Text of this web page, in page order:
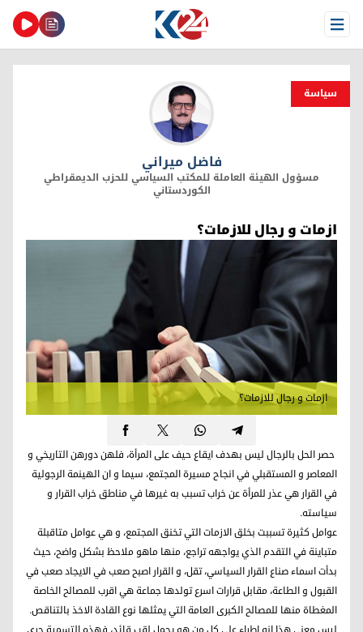
Open Menu
سیاسة
فاضل ميراني
فاضل ميراني
مسؤول الهيئة العاملة للمكتب السياسي للحزب الديمقراطي
الكوردستاني
ازمات و رجال للازمات؟
ازمات و رجال للازمات؟
حصر الحل بالرجال ليس بهدف ايقاع حيف على المرأة، فلهن دورهن التاريخي و
المعاصر و المستقبلي في انجاح مسيرة المجتمع، سيما و ان الهينمة الرجولية
في القرار هي عذر للمرأة عن خراب تسبب به غيرها في مناطق خراب القرار و
سياسته.
عوامل كثيرة تسببت بخلق الازمات التي تخنق المجتمع، و هي عوامل متاقبلة
متباينة في التقدم الذي يواجهه تراجع، منها ماهو ملاحظ بشكل واضح، حيث
بدأت اسماء صناع القرار السياسي، تقل، و القرار اصبح صعب في الايجاد صعب في
القبول و الطاعة، مقابل قرارات اسرع تولدها جماعة هي اقرب للمصالح الخاصة
المغطاة منها للمصالح الكبرى العامة التي يمثلها نوع القادة الاخذ بالتناقص.